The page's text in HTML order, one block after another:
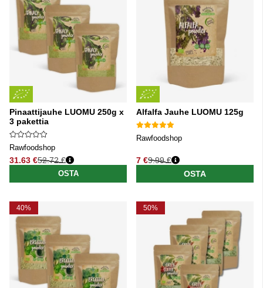
Pinaattijauhe LUOMU 250g x
3 pakettia
Rawfoodshop
31.63 €
Normaali hinta
52.72 €
OSTA
Alfalfa Jauhe LUOMU 125g
Rawfoodshop
7 €
Normaali hinta
9.99 €
OSTA
40% 50%